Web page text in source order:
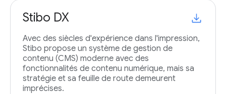
Stibo DX
Avec des siècles d'expérience dans l'impression,
Stibo propose un système de gestion de
contenu (CMS) moderne avec des
fonctionnalités de contenu numérique, mais sa
stratégie et sa feuille de route demeurent
imprécises.